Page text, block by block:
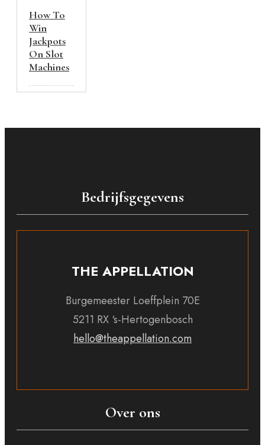
How To
Win
Jackpots
On Slot
Machines
Over ons
Bedrijfsgegevens
THE APPELLATION
Burgemeester Loeffplein 70E
5211 RX ‘s-Hertogenbosch
hello@theappellation.com